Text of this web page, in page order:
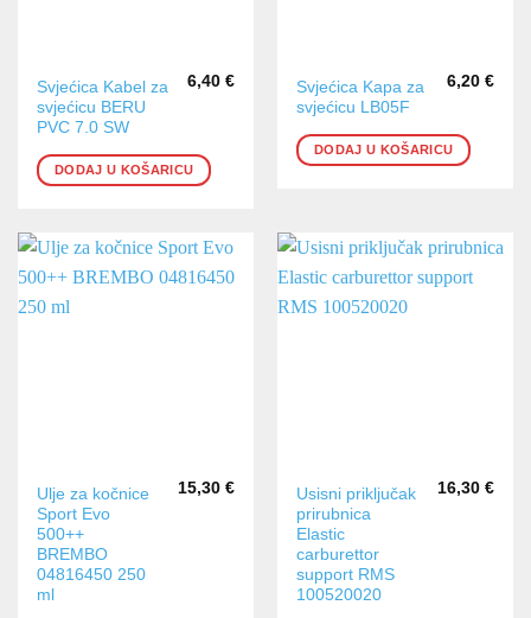
Svjećica Kabel za
svjećicu BERU
PVC 7.0 SW
6,40 €
DODAJ U KOŠARICU
Svjećica Kapa za
svjećicu LB05F
6,20 €
DODAJ U KOŠARICU
Ulje za kočnice
Sport Evo
500++
BREMBO
04816450 250
ml
15,30 €
Usisni priključak
prirubnica
Elastic
carburettor
support RMS
100520020
16,30 €